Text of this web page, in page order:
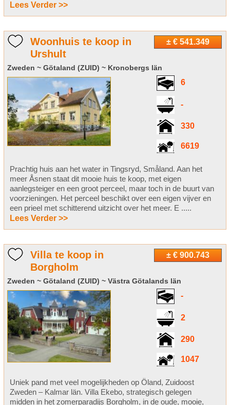
Lees Verder >>
± € 541.349
Woonhuis te koop in
Urshult
Zweden ~ Götaland (ZUID) ~ Kronobergs län
6
-
330
6619
Prachtig huis aan het water in Tingsryd, Småland. Aan het
meer Åsnen staat dit mooie huis te koop, met eigen
aanlegsteiger en een groot perceel, maar toch in de buurt van
voorzieningen. Het perceel beschikt over een eigen vijver en
een prieel met schitterend uitzicht over het meer. E .....
Lees Verder >>
± € 900.743
Villa te koop in
Borgholm
Zweden ~ Götaland (ZUID) ~ Västra Götalands län
-
2
290
1047
Uniek pand met veel mogelijkheden op Öland, Zuidoost
Zweden – Kalmar län. Villa Ekebo, strategisch gelegen
midden in het zomerparadijs Borgholm, in de oude, mooie,